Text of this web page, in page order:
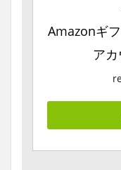
Amazonギ
ア